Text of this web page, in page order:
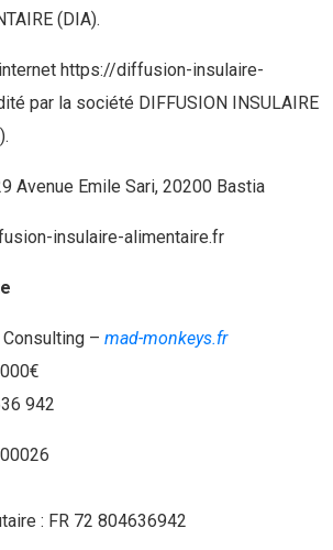
(DIA).
https://diffusion-insulaire-
par la société DIFFUSION INSULAIRE
Avenue Emile Sari, 20200 Bastia
insulaire-alimentaire.fr
– mad-monkeys.fr
942
: FR 72 804636942